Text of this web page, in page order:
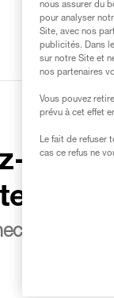
vous
à notre
nous assurer du
pour analyser
Site, avec nos
publicités. Dans
sur notre Site et
nos partenaires
Vous pouvez
prévu à cet effet
Le fait de refuser
cas ce refus ne